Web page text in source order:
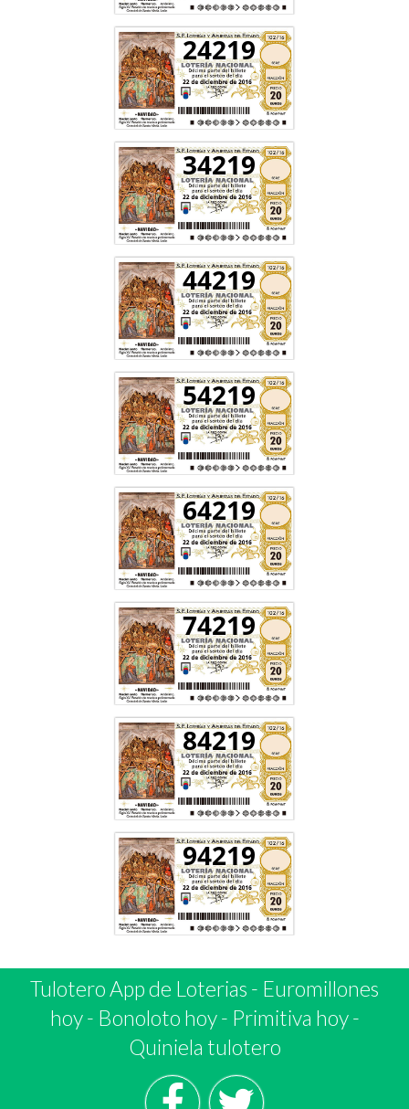
24219
34219
44219
54219
64219
74219
84219
94219
Tulotero App de Loterias - Euromillones
hoy- Bonoloto hoy- Primitiva hoy-
Quiniela tulotero